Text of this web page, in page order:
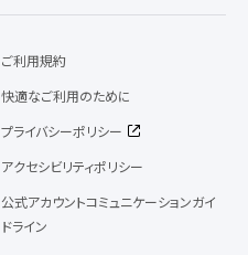
ご利用規約
快適なご利用のために
プライバシーポリシー
アクセシビリティポリシー
公式アカウントコミュニケーションガイ
ドライン